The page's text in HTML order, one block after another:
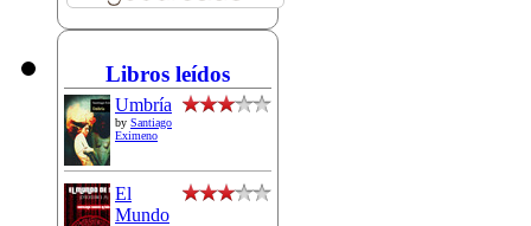
Libros leídos
Umbría
by Santiago
Eximeno
El
Mundo